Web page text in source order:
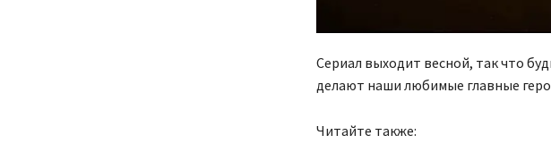
Сериал выходит весной, так что
делают наши любимые главные
Читайте также: